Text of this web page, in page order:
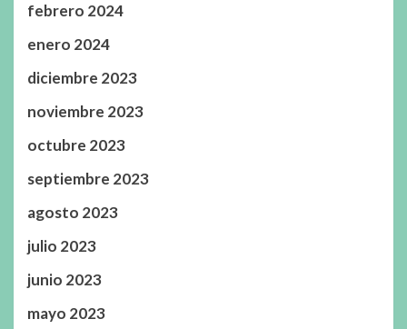
febrero 2024
enero 2024
diciembre 2023
noviembre 2023
octubre 2023
septiembre 2023
agosto 2023
julio 2023
junio 2023
mayo 2023